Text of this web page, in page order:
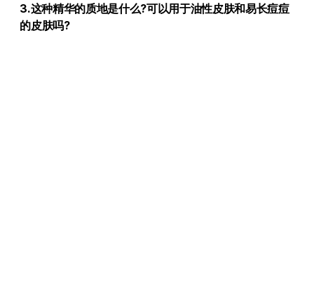
3.这种精华的质地是什么?可以用于油性皮肤和易长痘痘
的皮肤吗?